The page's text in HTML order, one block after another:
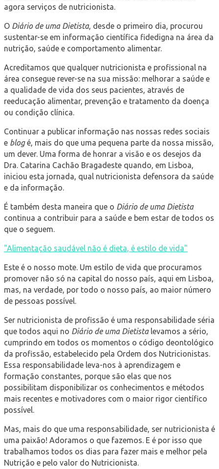
agora serviços de nutricionista.
O Diário de uma Dietista, desde o primeiro dia, procurou
sustentar-se em informação científica fidedigna na área da
nutrição, saúde e comportamento alimentar.
Acreditamos que qualquer nutricionista e profissional na
área consegue rever-se na sua missão: melhorar a saúde e
a qualidade de vida dos seus pacientes, através de
reeducação alimentar, prevenção e tratamento da doença
ou condição clínica.
Continuar a publicar informação nas nossas redes sociais
e blogé, mais do que uma pequena parte da nossa missão,
um dever. Uma forma de honrar a visão e os desejos da
Dra. Catarina Cachão Bragadeste quando, em Lisboa,
iniciou esta jornada, qual nutricionista defensora da saúde
e da informação.
É também desta maneira que o Diário de uma Dietista
continua a contribuir para a saúde e bem estar de todos os
que o seguem.
"Alimentação saudável não é dieta, é estilo de vida"
Este é o nosso mote. Um estilo de vida que procuramos
promover não só na capital do nosso país, aqui em Lisboa,
mas, na verdade, por todo o nosso país, ao maior número
de pessoas possível.
Ser nutricionista de profissão é uma responsabilidade séria
que todos aqui no Diário de uma Dietistalevamos a sério,
cumprindo em todos os momentos o código deontológico
da profissão, estabelecido pela Ordem dos Nutricionistas.
Essa responsabilidade leva-nos à aprendizagem e
formação constantes, porque são elas que nos
possibilitam disponibilizar os conhecimentos e métodos
mais recentes e motivadores com o maior rigor científico
possível.
Mas, mais do que uma responsabilidade, ser nutricionista é
uma paixão! Adoramos o que fazemos. E é por isso que
trabalhamos todos os dias para fazer mais e melhor pela
Nutrição e pelo valor do Nutricionista.